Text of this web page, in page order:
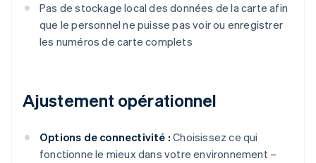
Pas de stockage local des données de la carte afin
que le personnel ne puisse pas voir ou enregistrer
les numéros de carte complets
Ajustement opérationnel
Options de connectivité : Choisissez ce qui
fonctionne le mieux dans votre environnement –